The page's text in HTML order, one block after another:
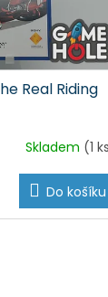
Real Riding
Skladem (1
Do košíku